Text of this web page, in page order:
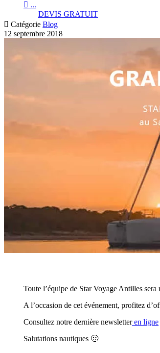
 ...
DEVIS GRATUIT
 Catégorie Blog
12 septembre 2018
Toute l’équipe de Star Voyage Antilles
A l’occasion de cet événement, profitez
Consultez notre dernière newsletteren ligne
Salutations nautiques 🙂